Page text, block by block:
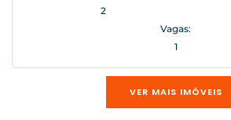
2
Vagas:
1
VER MAIS IMÓVEIS